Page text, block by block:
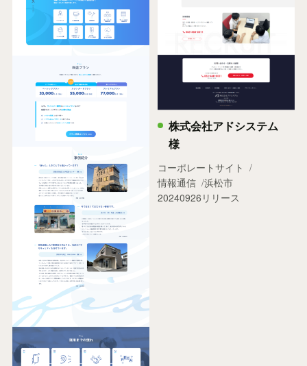
株式会社アドシステム
様
コーポレートサイト
情報通信 浜松市
20240926リリース